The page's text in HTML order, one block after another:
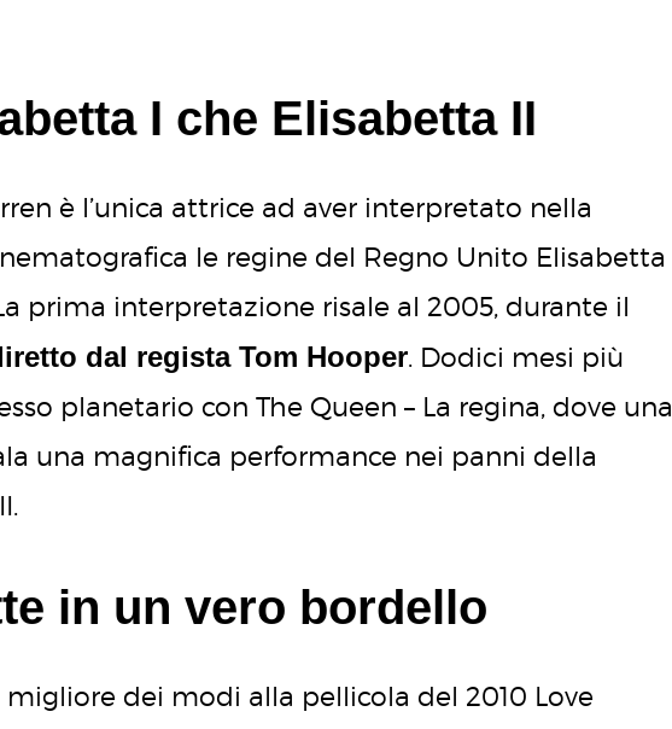
I che Elisabetta II
è l’unica attrice ad aver interpretato nella
le regine del Regno Unito Elisabetta
prima interpretazione risale al 2005, durante il
dal regista Tom Hooper. Dodici mesi più
planetario con The Queen – La regina, dove una
una magnifica performance nei panni della
in un vero bordello
migliore dei modi alla pellicola del 2010 Love